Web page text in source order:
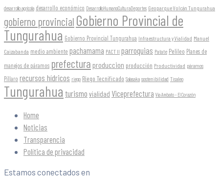
desarrollo agrícola desarrollo económico DesarrolloHumanoCulturaDeportes Geoparque Volcán Tungurahua
gobierno provincial Gobierno Provincial de
Tungurahua Gobierno Provincial Tungurahua Infraestructura y Vialidad Manuel
Caizabanda medio ambiente pachamama PACT II parroquias Patate Pelileo Planes de
manejos de páramos prefectura produccion producción Productividad páramos
Píllaro recursos hídricos riego Riego Tecnificado Salasaka sostenibilidad Tisaleo
Tungurahua turismo vialidad Viceprefectura Vía Ambato - El Corazón
Home
Noticias
Transparencia
Política de privacidad
Estamos conectados en